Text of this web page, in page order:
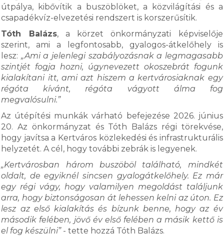
útpálya, kibővítik a buszöblöket, a közvilágítási és a
csapadékvíz-elvezetési rendszert is korszerűsítik.
Tóth Balázs, a körzet önkormányzati képviselője
szerint, ami a legfontosabb, gyalogos-átkelőhely is
lesz: „Ami a jelenlegi szabályozásnak a legmagasabb
szintjét fogja hozni, úgynevezett okoszebrát fogunk
kialakítani itt, ami azt hiszem a kertvárosiaknak egy
régóta kívánt, régóta vágyott álma fog
megvalósulni.”
Az útépítési munkák várható befejezése 2026. június
20. Az önkormányzat és Tóth Balázs régi törekvése,
hogy javítsa a Kertváros közlekedési és infrastrukturális
helyzetét. A cél, hogy további zebrák is legyenek.
„Kertvárosban három buszöböl található, mindkét
oldalt, de egyiknél sincsen gyalogátkelőhely. Ez már
egy régi vágy, hogy valamilyen megoldást találjunk
arra, hogy biztonságosan át lehessen kelni az úton. Ez
lesz az első kialakítás és bízunk benne, hogy az év
második felében, jövő év első felében a másik kettő is
el fog készülni” - tette hozzá Tóth Balázs.